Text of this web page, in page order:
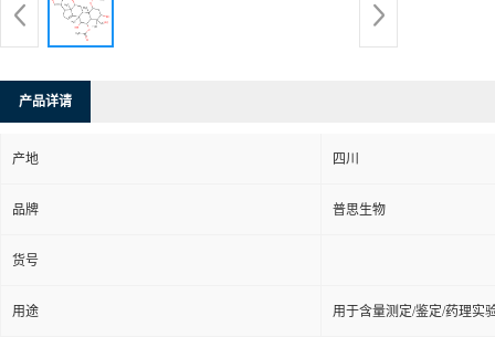
产品详请
产地 四川
品牌 普思生物
货号
用途 用于含量测定/鉴定/药理实